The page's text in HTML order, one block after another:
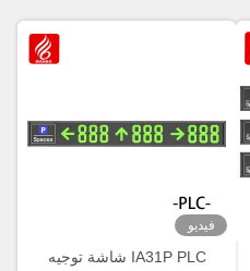
IA31P PLC شاشة توجيه